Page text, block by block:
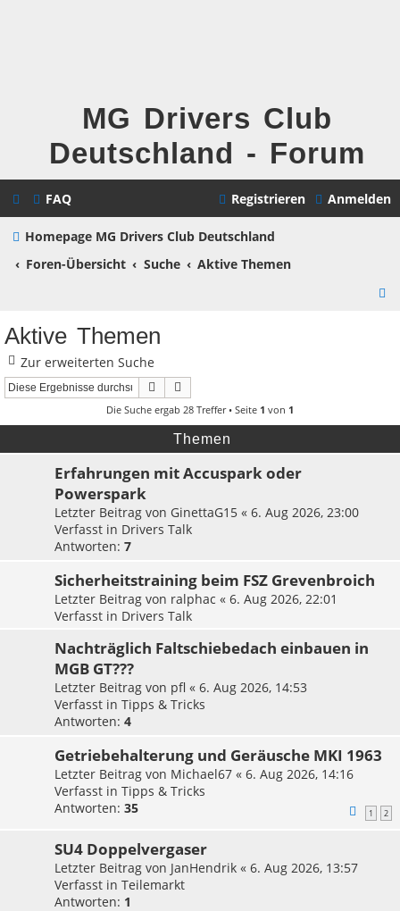
MG Drivers Club
Deutschland - Forum
FAQ Anmelden
Registrieren
Homepage MG Drivers Club Deutschland
Foren-Übersicht
Suche
Aktive Themen
Aktive Themen
Zur erweiterten Suche
Suche
Die Suche ergab 28 Treffer • Seite 1 von 1
Themen
Erfahrungen mit Accuspark oder
Powerspark
Letzter Beitrag von GinettaG15 « 6. Aug 2026, 23:00
Verfasst in Drivers Talk
Antworten: 7
Sicherheitstraining beim FSZ Grevenbroich
Letzter Beitrag von ralphac « 6. Aug 2026, 22:01
Verfasst in Drivers Talk
Nachträglich Faltschiebedach einbauen in
MGB GT???
Letzter Beitrag von pfl « 6. Aug 2026, 14:53
Verfasst in Tipps & Tricks
Antworten: 4
Getriebehalterung und Geräusche MKI 1963
Letzter Beitrag von Michael67 « 6. Aug 2026, 14:16
Verfasst in Tipps & Tricks
Antworten: 35 1 2
SU4 Doppelvergaser
Letzter Beitrag von JanHendrik « 6. Aug 2026, 13:57
Verfasst in Teilemarkt
Antworten: 1